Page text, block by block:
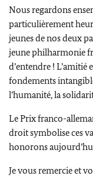
Nous regardons
particulièrement
jeunes de nos deux
jeune philharmonie
d’entendre ! L’amitié
fondements
l’humanité, la
Le Prix franco-
droit symbolise ces
honorons
Je vous remercie et